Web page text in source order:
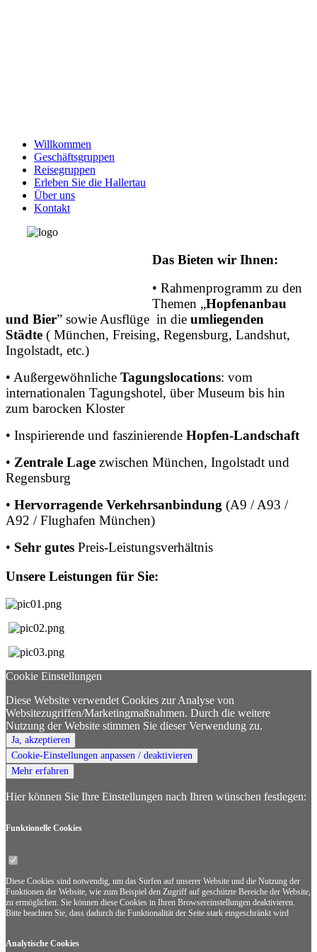
Willkommen
Geschäftsgruppen
Reisegruppen
Erleben Sie die Hallertau
Über uns
Kontakt
Das Bieten wir Ihnen:
• Rahmenprogramm zu den
Themen „Hopfenanbau
und Bier” sowie Ausflüge in die umliegenden
Städte ( München, Freising, Regensburg, Landshut,
Ingolstadt, etc.)
• Außergewöhnliche Tagungslocations: vom
internationalen Tagungshotel, über Museum bis hin
zum barocken Kloster
• Inspirierende und faszinierende Hopfen-Landschaft
• Zentrale Lage zwischen München, Ingolstadt und
Regensburg
• Hervorragende Verkehrsanbindung (A9 / A93 /
A92 / Flughafen München)
• Sehr gutes Preis-Leistungsverhältnis
Unsere Leistungen für Sie:
Cookie Einstellungen
Diese Website verwendet Cookies zur Analyse von
Websitezugriffen/Marketingmaßnahmen. Durch die weitere
Nutzung der Website stimmen Sie dieser Verwendung zu.
Ja, akzeptieren
Cookie-Einstellungen anpassen / deaktivieren
Mehr erfahren
Hier können Sie Ihre Einstellungen nach Ihren wünschen festlegen:
Funktionelle Cookies
Diese Cookies sind notwendig, um das Surfen auf unserer Website und die Nutzung der
Funktionen der Website, wie zum Beispiel den Zugriff auf geschützte Bereiche der Website,
zu ermöglichen. Sie können diese Cookies in Ihren Browsereinstellungen deaktivieren.
Bitte beachten Sie, dass dadurch die Funktionalität der Seite stark eingeschränkt wird
Analytische Cookies